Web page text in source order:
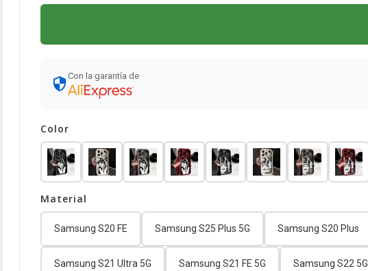
Con la garantía de
Color
Material
Samsung S20 FE Samsung S25 Plus 5G Samsung S20 Plus
Samsung S21 Ultra 5G Samsung S21 FE 5G Samsung S22 5G